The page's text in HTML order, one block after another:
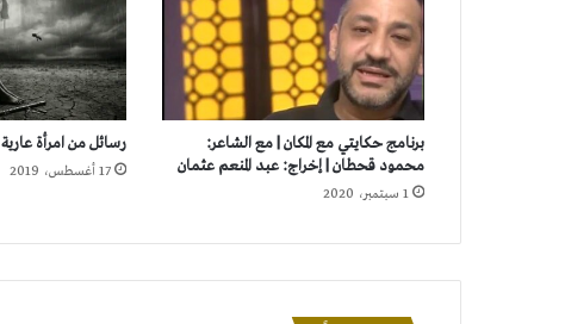
برنامج حكايتي مع المكان | مع الشاعر:
محمود قحطان | إخراج: عبد المنعم عثمان
1 سبتمبر، 2020
رسائل من امرأة عارية
17 أغسطس، 2019